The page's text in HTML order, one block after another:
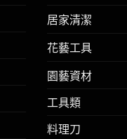
居家清潔
花藝工具
園藝資材
工具類
料理刀